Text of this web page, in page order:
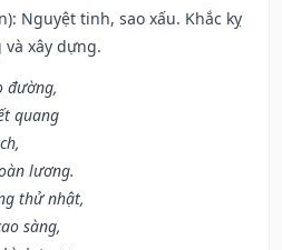
Nguyệt tinh, sao xấu. Khắc kỵ
xây dựng.
đường,
quang
lương.
thử nhật,
sàng,